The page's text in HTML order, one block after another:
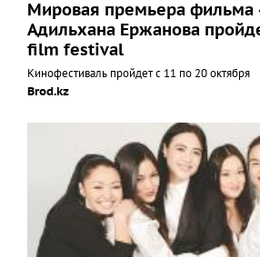
Мировая премьера фильма
Адильхана Ержанова
film festival
Кинофестиваль пройдет с 11 по 20 октября
Brod.kz